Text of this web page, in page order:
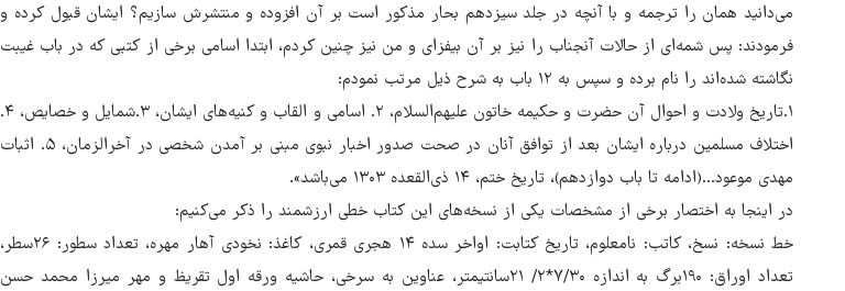
می‌دانید همان را ترجمه و با آنچه در جلد سیزدهم بحار مذکور است بر آن افزوده و منتشرش سازیم؟ ایشان قبول کرده و
فرمودند: پس شمه‌ای از حالات آنجناب را نیز بر آن بیفزای و من نیز چنین کردم، ابتدا اسامی برخی از کتبی که در باب غیبت
نگاشته شده‌اند را نام برده و سپس به ۱۲ باب به شرح ذیل مرتب نمودم:
۱.تاریخ ولادت و احوال آن حضرت و حکیمه خاتون علیهم‌السلام، ۲. اسامی و القاب و کنیه‌های ایشان، ۳.شمایل و خصایص، ۴.
اختلاف مسلمین درباره ایشان بعد از توافق آنان در صحت صدور اخبار نبوی مبنی بر آمدن شخصی در آخرالزمان، ۵. اثبات
مهدی موعود...(ادامه تا باب دوازدهم)، تاریخ ختم، ۱۴ ذی‌القعده ۱۳۰۳ می‌باشد».
در اینجا به اختصار برخی از مشخصات یکی از نسخه‌های این کتاب خطی ارزشمند را ذکر می‌کنیم:
خط نسخه: نسخ، کاتب: نامعلوم، تاریخ کتابت: اواخر سده ۱۴ هجری قمری، کاغذ: نخودی آهار مهره، تعداد سطور: ۲۶سطر،
تعداد اوراق: ۱۹۰برگ به اندازه ۷/۳۰*۲/ ۲۱سانتیمتر، عناوین به سرخی، حاشیه ورقه اول تقریظ و مهر میرزا محمد حسن